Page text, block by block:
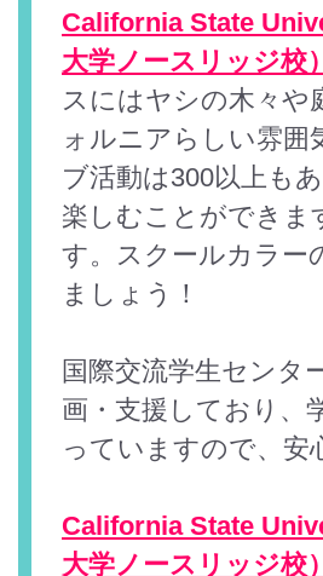
California State
大学ノースリッジ校）
スにはヤシの木々や
ォルニアらしい雰囲
ブ活動は300以上も
楽しむことができま
す。スクールカラー
ましょう！
国際交流学生センタ
画・支援しており、
っていますので、安
California State
大学ノースリッジ校）